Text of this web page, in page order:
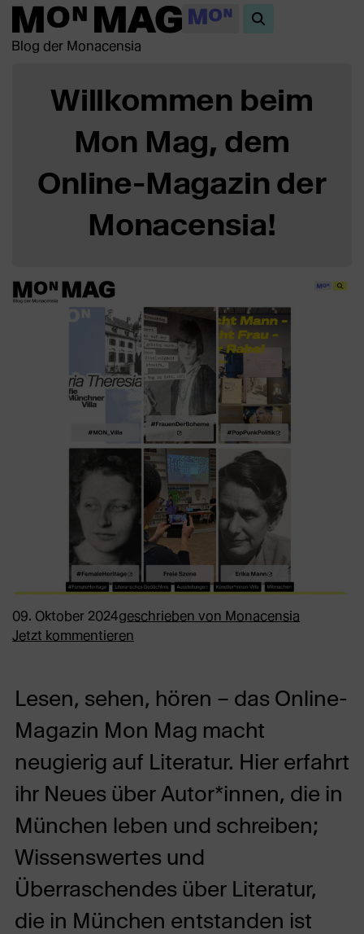
Blog der Monacensia
Willkommen beim
Mon Mag, dem
Online-Magazin der
Monacensia!
09. Oktober 2024geschrieben von Monacensia
Jetzt kommentieren
Lesen, sehen, hören – das Online-
Magazin Mon Mag macht
neugierig auf Literatur. Hier erfahrt
ihr Neues über Autor*innen, die in
München leben und schreiben;
Wissenswertes und
Überraschendes über Literatur,
die in München entstanden ist